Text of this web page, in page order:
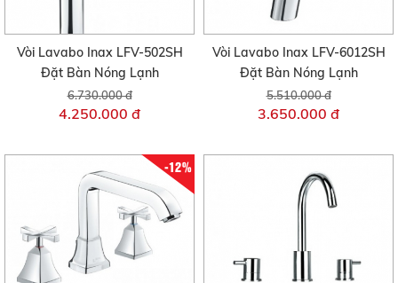
Vòi Lavabo Inax LFV-502SH
Đặt Bàn Nóng Lạnh
6.730.000 đ
4.250.000 đ
Vòi Lavabo Inax LFV-6012SH
Đặt Bàn Nóng Lạnh
5.510.000 đ
3.650.000 đ
-12%